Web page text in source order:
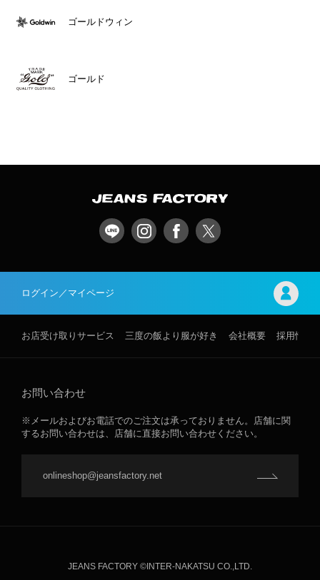
ゴールドウィン
ゴールド
ログイン／マイページ
お店受け取りサービス 三度の飯より服が好き 会社概要 採用情報
お問い合わせ
※メールおよびお電話でのご注文は承っておりません。店舗に関
するお問い合わせは、店舗に直接お問い合わせください。
onlineshop@jeansfactory.net
JEANS FACTORY ©INTER-NAKATSU CO.,LTD.